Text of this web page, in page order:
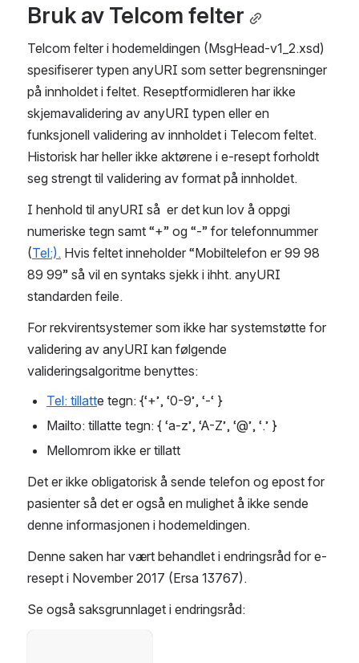
Bruk av Telcom felter
Telcom felter i hodemeldingen (MsgHead-v1_2.xsd)
spesifiserer typen anyURI som setter begrensninger
på innholdet i feltet. Reseptformidleren har ikke
skjemavalidering av anyURI typen eller en
funksjonell validering av innholdet i Telecom feltet.
Historisk har heller ikke aktørene i e-resept forholdt
seg strengt til validering av format på innholdet.
I henhold til anyURI så  er det kun lov å oppgi
numeriske tegn samt “+” og “-” for telefonnummer
(Tel:). Hvis feltet inneholder “Mobiltelefon er 99 98
89 99” så vil en syntaks sjekk i ihht. anyURI
standarden feile.
For rekvirentsystemer som ikke har systemstøtte for
validering av anyURI kan følgende
valideringsalgoritme benyttes:
Tel: tillatte tegn: {‘+’, ‘0-9’, ‘-‘ }
Mailto: tillatte tegn: { ‘a-z’, ‘A-Z’, ‘@’, ‘.’ }
Mellomrom ikke er tillatt
Det er ikke obligatorisk å sende telefon og epost for
pasienter så det er også en mulighet å ikke sende
denne informasjonen i hodemeldingen.
Denne saken har vært behandlet i endringsråd for e-
resept i November 2017 (Ersa 13767).
Se også saksgrunnlaget i endringsråd: